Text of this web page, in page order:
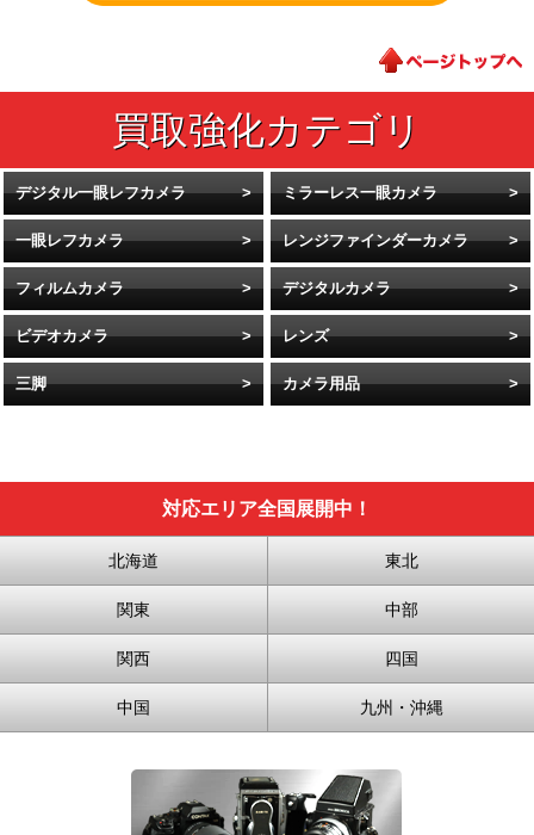
デジタル一眼レフカメラ ミラーレス一眼カメラ
一眼レフカメラ レンジファインダーカメラ
フィルムカメラ デジタルカメラ
ビデオカメラ レンズ
三脚 カメラ用品
対応エリア全国展開中！
北海道 東北
関東 中部
関西 四国
中国 九州・沖縄